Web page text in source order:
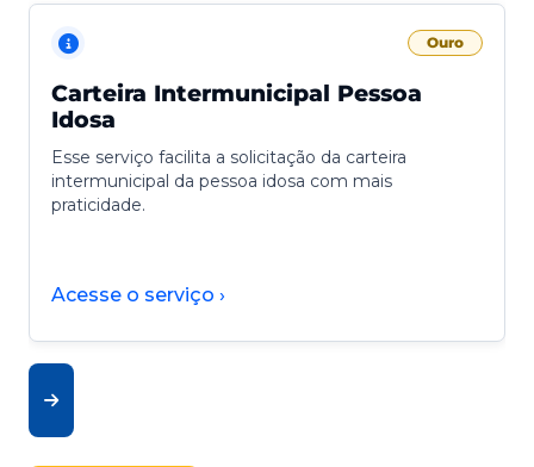
Ouro
Carteira Intermunicipal Pessoa
Idosa
Esse serviço facilita a solicitação da carteira
intermunicipal da pessoa idosa com mais
praticidade.
Acesse o serviço ›